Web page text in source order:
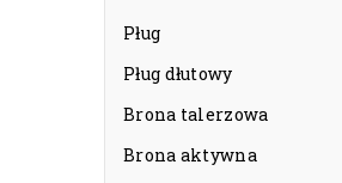
Pług
Pług dłutowy
Brona talerzowa
Brona aktywna